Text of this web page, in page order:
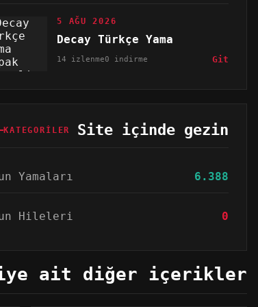
5 AĞU 2026
Decay Türkçe Yama
14 izlenme0 indirme Git
KATEGORILER Site içinde gezin
Yamaları 6.388
Hileleri 0
ait diğer içerikler